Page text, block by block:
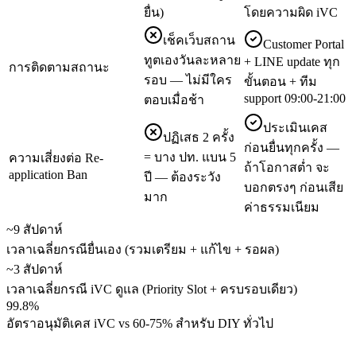
ยื่น)
โดยความผิด iVC
การติดตามสถานะ
เช็คเว็บสถาน
ทูตเองวันละหลาย
รอบ — ไม่มีใคร
ตอบเมื่อช้า
Customer Portal
+ LINE update ทุก
ขั้นตอน + ทีม
support 09:00-21:00
ความเสี่ยงต่อ Re-
application Ban
ปฏิเสธ 2 ครั้ง
= บาง ปท. แบน 5
ปี — ต้องระวัง
มาก
ประเมินเคส
ก่อนยื่นทุกครั้ง —
ถ้าโอกาสต่ำ จะ
บอกตรงๆ ก่อนเสีย
ค่าธรรมเนียม
~9 สัปดาห์
เวลาเฉลี่ยกรณียื่นเอง (รวมเตรียม + แก้ไข + รอผล)
~3 สัปดาห์
เวลาเฉลี่ยกรณี iVC ดูแล (Priority Slot + ครบรอบเดียว)
99.8%
อัตราอนุมัติเคส iVC vs 60-75% สำหรับ DIY ทั่วไป